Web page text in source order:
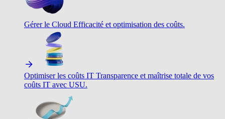
Gérer le Cloud Efficacité et optimisation des coûts.
Optimiser les coûts IT Transparence et maîtrise totale de vos
coûts IT avec USU.